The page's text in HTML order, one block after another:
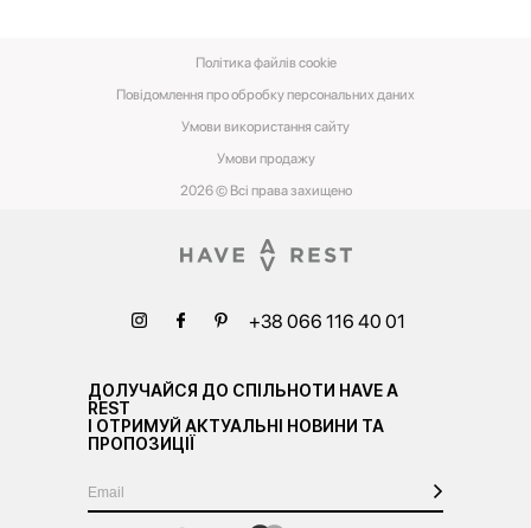
2026 © Всі права захищено
Повідомлення про обробку персональних даних
Умови використання сайту
Умови‌ ‌продажу‌
Політика файлів cookie
+38 066 116 40 01
ДОЛУЧАЙСЯ ДО СПІЛЬНОТИ HAVE A
REST
І ОТРИМУЙ АКТУАЛЬНІ НОВИНИ ТА
ПРОПОЗИЦІЇ